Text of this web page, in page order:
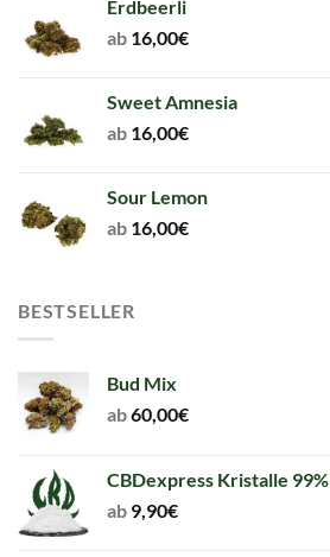
Erdbeerli
ab 16,00€
Sweet Amnesia
ab 16,00€
Sour Lemon
ab 16,00€
BESTSELLER
Bud Mix
ab60,00€
CBDexpress Kristalle 99%
ab 9,90€